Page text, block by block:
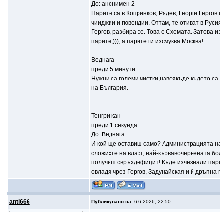
До: анонимен 2
Парите са в Копринков, Радев, Георги
чииджии и гювендии. Оттам, те отиват в
Гергов, разбира се. Това е Схемата. Затова
парите;))), а парите ги изсмуква Москва!
Веднага
преди 5 минути
Нужни са големи чистки,навсякъде където
на България.
Тенгри кан
преди 1 секунда
До: Веднага
И кой ще оставиш само? Администрацията
сложихте на власт, най-кървавочервената
получиш свръхдефицит! Къде изчезнали
овладя чрез Гергов, Задунайская и й
anti666 Публикувано на:6.6.2026, 22:50